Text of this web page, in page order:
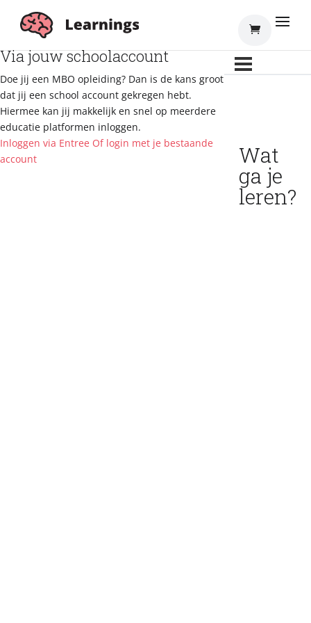
Inloggen
Via jouw schoolaccount
Doe jij een MBO opleiding? Dan is de kans groot
dat jij een school account gekregen hebt.
Hiermee kan jij makkelijk en snel op meerdere
educatie platformen inloggen.
Inloggen via Entree Of login met je bestaande
account
Wat
ga je
leren?